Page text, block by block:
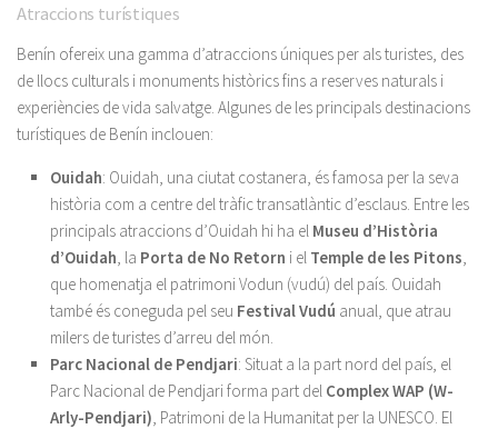
Atraccions turístiques
Benín ofereix una gamma d’atraccions úniques per als turistes, des
de llocs culturals i monuments històrics fins a reserves naturals i
experiències de vida salvatge. Algunes de les principals destinacions
turístiques de Benín inclouen:
Ouidah: Ouidah, una ciutat costanera, és famosa per la seva
història com a centre del tràfic transatlàntic d’esclaus. Entre les
principals atraccions d’Ouidah hi ha el Museu d’Història
d’Ouidah, la Porta de No Retorn i el Temple de les Pitons,
que homenatja el patrimoni Vodun (vudú) del país. Ouidah
també és coneguda pel seu Festival Vudú anual, que atrau
milers de turistes d’arreu del món.
Parc Nacional de Pendjari: Situat a la part nord del país, el
Parc Nacional de Pendjari forma part del Complex WAP (W-
Arly-Pendjari), Patrimoni de la Humanitat per la UNESCO. El